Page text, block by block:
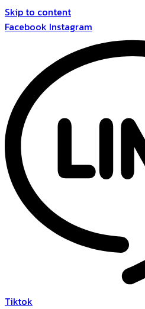
Skip to content
Facebook Instagram
Tiktok